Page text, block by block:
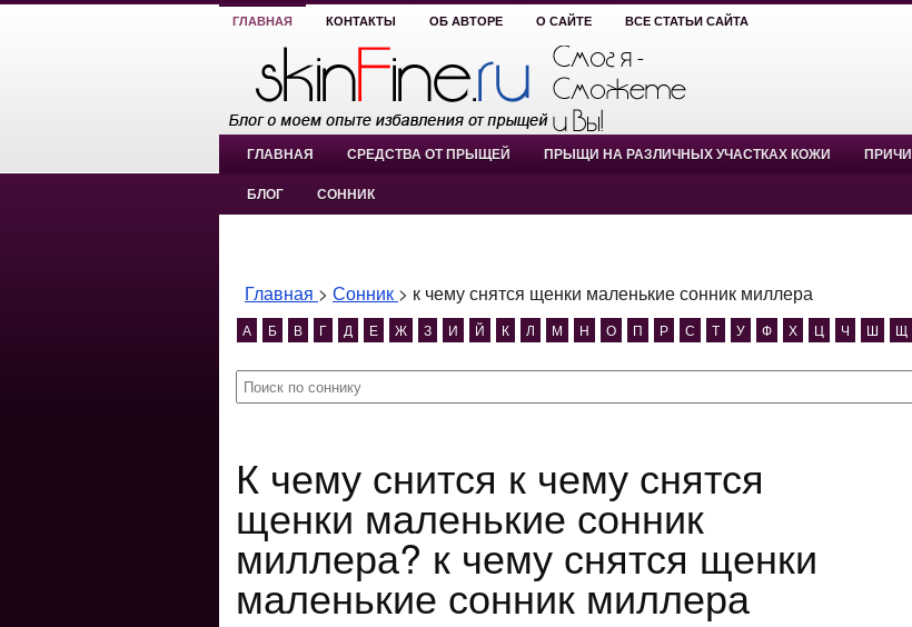
ГЛАВНАЯ КОНТАКТЫ ОБ АВТОРЕ О САЙТЕ ВСЕ СТАТЬИ САЙТА
ГЛАВНАЯ СРЕДСТВА ОТ ПРЫЩЕЙ ПРЫЩИ НА РАЗЛИЧНЫХ УЧАСТКАХ КОЖИ
БЛОГ СОННИК
Главная > Сонник > к чему снятся щенки маленькие сонник миллера
А Б В Г Д Е Ж З И Й К Л М Н О П Р С Т У Ф Х Ц Ч Ш Щ
К чему снится к чему снятся
щенки маленькие сонник
миллера? к чему снятся щенки
маленькие сонник миллера